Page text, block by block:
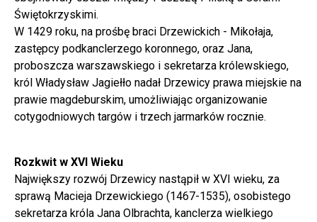
Świętokrzyskimi.
W 1429 roku, na prośbę braci Drzewickich - Mikołaja,
zastępcy podkanclerzego koronnego, oraz Jana,
proboszcza warszawskiego i sekretarza królewskiego,
król Władysław Jagiełło nadał Drzewicy prawa miejskie na
prawie magdeburskim, umożliwiając organizowanie
cotygodniowych targów i trzech jarmarków rocznie.
Rozkwit w XVI Wieku
Największy rozwój Drzewicy nastąpił w XVI wieku, za
sprawą Macieja Drzewickiego (1467-1535), osobistego
sekretarza króla Jana Olbrachta, kanclerza wielkiego